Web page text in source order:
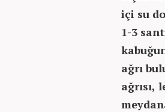
içi su
1-3
ağrı
ağrısı,